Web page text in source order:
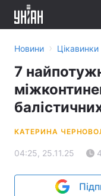
Новини › Цікавинки
7
КАТЕРИНА
04:25, 25.11.25